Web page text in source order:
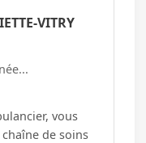
VITRY
vous
de soins